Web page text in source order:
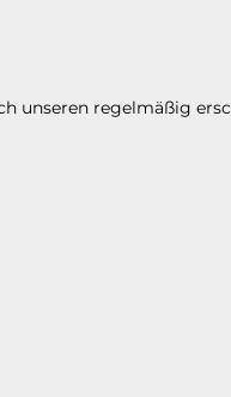
unseren regelmäßig